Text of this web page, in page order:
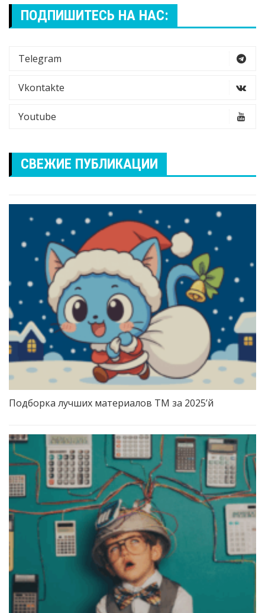
ПОДПИШИТЕСЬ НА НАС:
Telegram
Vkontakte
Youtube
СВЕЖИЕ ПУБЛИКАЦИИ
Подборка лучших материалов TM за 2025’й